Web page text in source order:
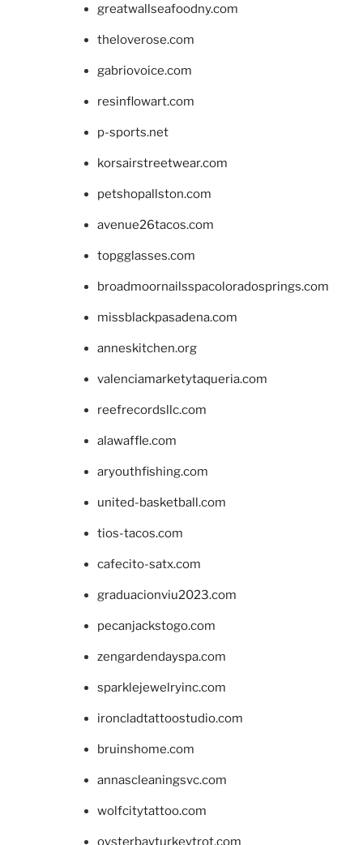
greatwallseafoodny.com
theloverose.com
gabriovoice.com
resinflowart.com
p-sports.net
korsairstreetwear.com
petshopallston.com
avenue26tacos.com
topgglasses.com
broadmoornailsspacoloradosprings.com
missblackpasadena.com
anneskitchen.org
valenciamarketytaqueria.com
reefrecordsllc.com
alawaffle.com
aryouthfishing.com
united-basketball.com
tios-tacos.com
cafecito-satx.com
graduacionviu2023.com
pecanjackstogo.com
zengardendayspa.com
sparklejewelryinc.com
ironcladtattoostudio.com
bruinshome.com
annascleaningsvc.com
wolfcitytattoo.com
oysterbayturkeytrot.com